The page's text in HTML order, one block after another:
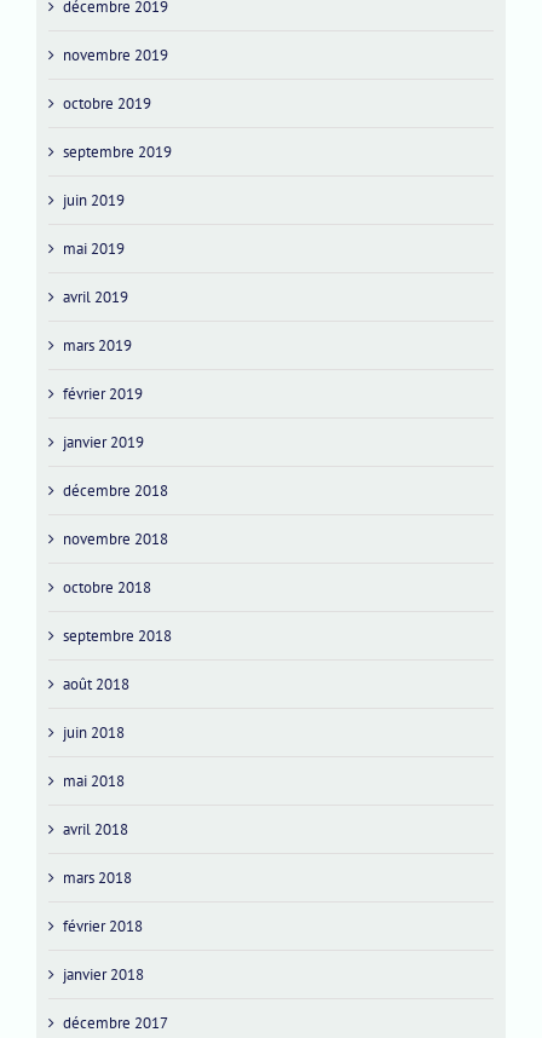
décembre 2019
novembre 2019
octobre 2019
septembre 2019
juin 2019
mai 2019
avril 2019
mars 2019
février 2019
janvier 2019
décembre 2018
novembre 2018
octobre 2018
septembre 2018
août 2018
juin 2018
mai 2018
avril 2018
mars 2018
février 2018
janvier 2018
décembre 2017